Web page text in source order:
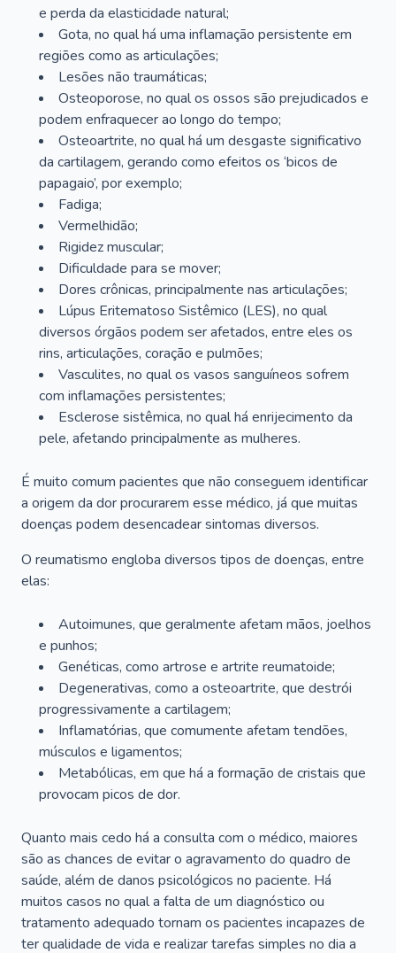
e perda da elasticidade natural;
Gota, no qual há uma inflamação persistente em
regiões como as articulações;
Lesões não traumáticas;
Osteoporose, no qual os ossos são prejudicados e
podem enfraquecer ao longo do tempo;
Osteoartrite, no qual há um desgaste significativo
da cartilagem, gerando como efeitos os ‘bicos de
papagaio’, por exemplo;
Fadiga;
Vermelhidão;
Rigidez muscular;
Dificuldade para se mover;
Dores crônicas, principalmente nas articulações;
Lúpus Eritematoso Sistêmico (LES), no qual
diversos órgãos podem ser afetados, entre eles os
rins, articulações, coração e pulmões;
Vasculites, no qual os vasos sanguíneos sofrem
com inflamações persistentes;
Esclerose sistêmica, no qual há enrijecimento da
pele, afetando principalmente as mulheres.
É muito comum pacientes que não conseguem identificar
a origem da dor procurarem esse médico, já que muitas
doenças podem desencadear sintomas diversos.
O reumatismo engloba diversos tipos de doenças, entre
elas:
Autoimunes, que geralmente afetam mãos, joelhos
e punhos;
Genéticas, como artrose e artrite reumatoide;
Degenerativas, como a osteoartrite, que destrói
progressivamente a cartilagem;
Inflamatórias, que comumente afetam tendões,
músculos e ligamentos;
Metabólicas, em que há a formação de cristais que
provocam picos de dor.
Quanto mais cedo há a consulta com o médico, maiores
são as chances de evitar o agravamento do quadro de
saúde, além de danos psicológicos no paciente. Há
muitos casos no qual a falta de um diagnóstico ou
tratamento adequado tornam os pacientes incapazes de
ter qualidade de vida e realizar tarefas simples no dia a